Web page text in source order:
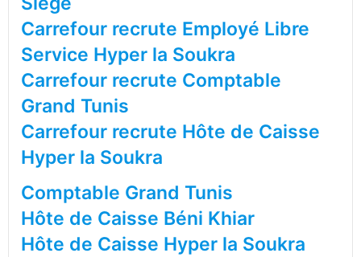
Carrefour recrute Employé Libre
Service Hyper la Soukra
Carrefour recrute Comptable
Grand Tunis
Carrefour recrute Hôte de Caisse
Hyper la Soukra
Comptable Grand Tunis
Hôte de Caisse Béni Khiar
Hôte de Caisse Hyper la Soukra